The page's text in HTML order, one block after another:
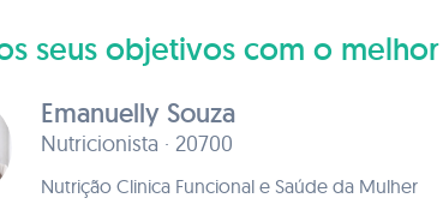
seus objetivos com o
Emanuelly Souza
Nutricionista · 20700
Nutrição Clinica Funcional e Saúde da Mulher